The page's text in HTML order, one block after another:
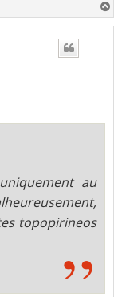
a
au
topopirineos